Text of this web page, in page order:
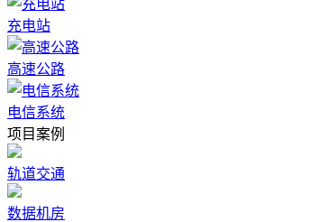
充电站
高速公路
电信系统
项目案例
轨道交通
数据机房